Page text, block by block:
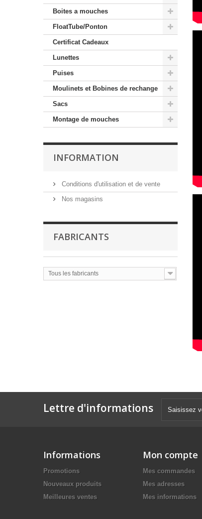
Boites a mouches
FloatTube/Ponton
Certificat Cadeaux
Lunettes
Puises
Moulinets et Bobines de rechange
Sacs
Montage de mouches
INFORMATION
Conditions d'utilisation et de vente
Nos magasins
FABRICANTS
Tous les fabricants
Lettre d'informations
Informations
Promotions
Nouveaux produits
Meilleures ventes
Mon compte
Mes commandes
Mes adresses
Mes informations